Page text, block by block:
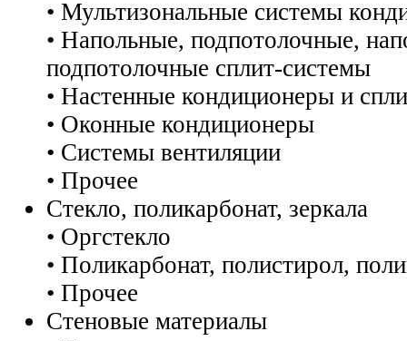
• Мультизональные системы
• Напольные, подпотолочные,
подпотолочные сплит-системы
• Настенные кондиционеры и
• Оконные кондиционеры
• Системы вентиляции
• Прочее
Стекло, поликарбонат, зеркала
• Оргстекло
• Поликарбонат, полистирол,
• Прочее
Стеновые материалы